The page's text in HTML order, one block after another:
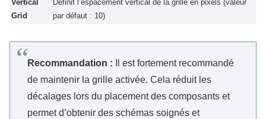
Vertical
Grid
Définit l’espacement vertical de la grille en pixels (valeur
par défaut : 10)
Recommandation : Il est fortement recommandé
de maintenir la grille activée. Cela réduit les
décalages lors du placement des composants et
permet d’obtenir des schémas soignés et